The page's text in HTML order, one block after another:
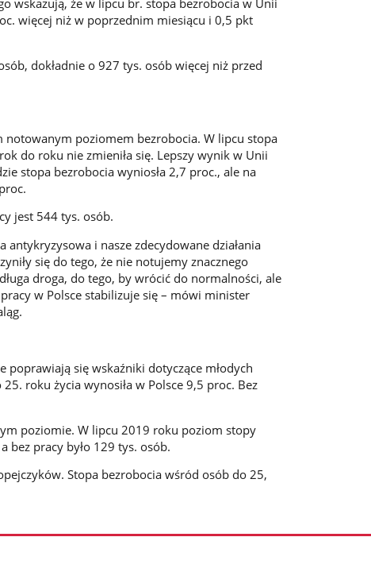
więcej niż w poprzednim miesiącu i 0,5 pkt
dokładnie o 927 tys. osób więcej niż przed
notowanym poziomem bezrobocia. W lipcu stopa
do roku nie zmieniła się. Lepszy wynik w Unii
stopa bezrobocia wyniosła 2,7 proc., ale na
jest 544 tys. osób.
i nasze zdecydowane działania
się do tego, że nie notujemy znacznego
droga, do tego, by wrócić do normalności, ale
w Polsce stabilizuje się – mówi minister
poprawiają się wskaźniki dotyczące młodych
roku życia wynosiła w Polsce 9,5 proc. Bez
poziomie. W lipcu 2019 roku poziom stopy
bez pracy było 129 tys. osób.
Stopa bezrobocia wśród osób do 25,